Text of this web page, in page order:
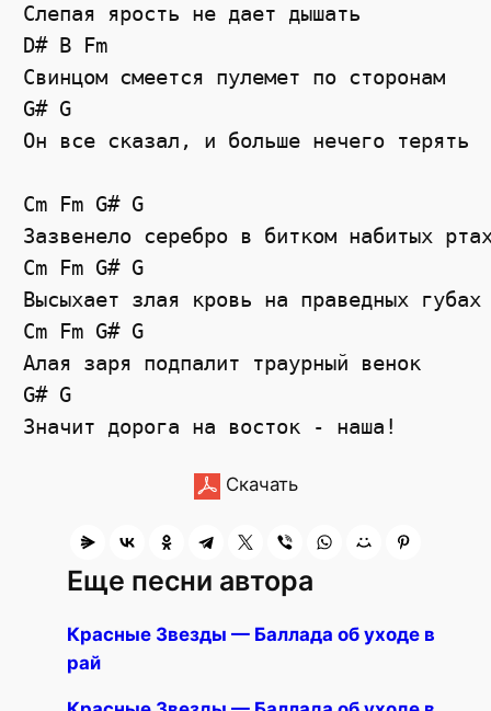
Слепая ярость не дает дышать
D# B Fm
Свинцом смеется пулемет по сторонам
G# G
Он все сказал, и больше нечего терять
Cm Fm G# G
Зазвенело серебро в битком набитых
Cm Fm G# G
Высыхает злая кровь на праведных губах
Cm Fm G# G
Алая заря подпалит траурный венок
G# G
Скачать
Еще песни автора
Красные Звезды — Баллада об уходе в
рай